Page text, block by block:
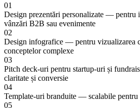
01
Design prezentări personalizate — pentru
vânzări B2B sau evenimente
02
Design infografice — pentru vizualizarea
conceptelor complexe
03
Pitch deck-uri pentru startup-uri și
claritate și conversie
04
Template-uri branduite — scalabile pentru
05